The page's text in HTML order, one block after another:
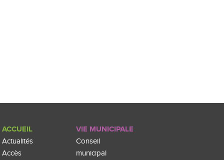
ACCUEIL
Actualités
Accès
VIE MUNICIPALE
Conseil
municipal